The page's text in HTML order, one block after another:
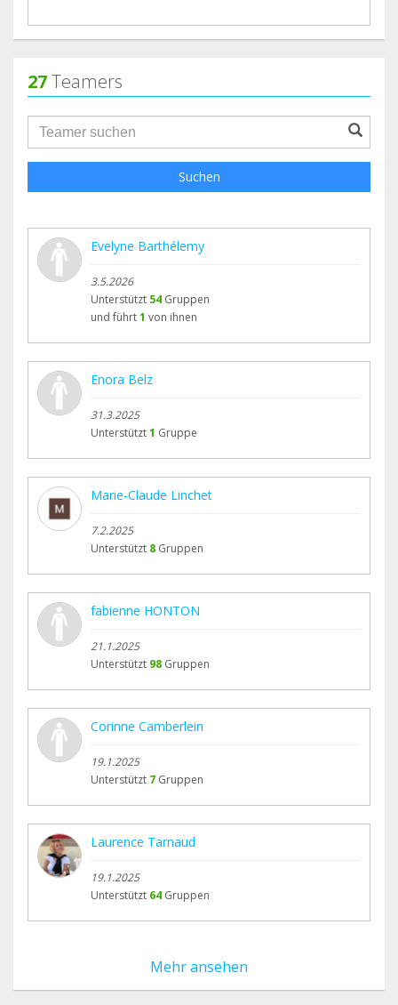
27Teamers
groupProfile.searchForm.search.text???
Suchen
Evelyne Barthélemy
3.5.2026
Unterstützt 54 Gruppen
und führt1 von ihnen
Enora Belz
31.3.2025
Unterstützt1 Gruppe
Marie-Claude Linchet
7.2.2025
Unterstützt 8 Gruppen
fabienne HONTON
21.1.2025
Unterstützt 98 Gruppen
Corinne Camberlein
19.1.2025
Unterstützt 7 Gruppen
Laurence Tarnaud
19.1.2025
Unterstützt 64 Gruppen
Mehr ansehen